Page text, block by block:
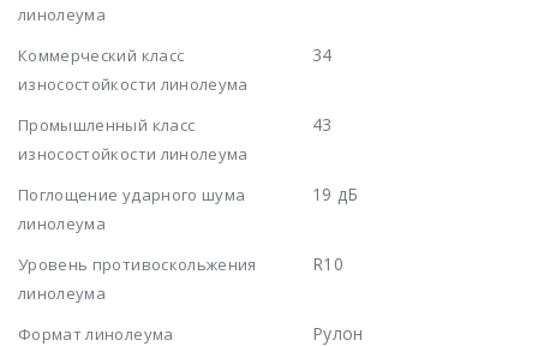
линолеума
Коммерческий класс
износостойкости линолеума
34
Промышленный класс
износостойкости линолеума
43
Поглощение ударного шума
линолеума
19 дБ
Уровень противоскольжения
линолеума
R10
Формат линолеума Рулон